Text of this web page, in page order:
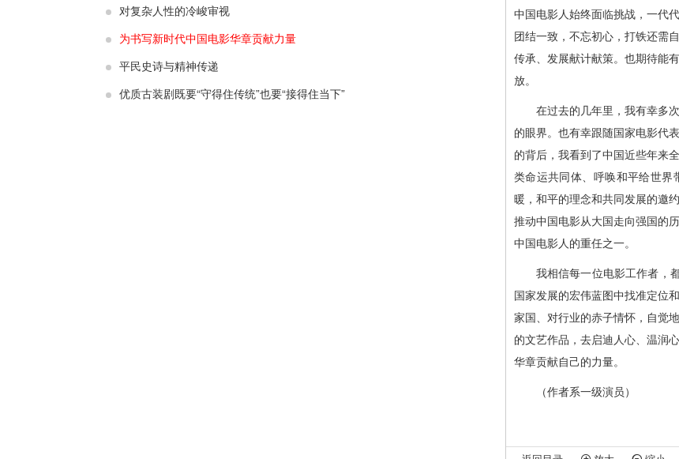
中国电影人始终面临挑战，一代
团结一致，不忘初心，打铁还需
传承、发展献计献策。也期待能
放。
在过去的几年里，我有幸多
的眼界。也有幸跟随国家电影代
的背后，我看到了中国近些年来
类命运共同体、呼唤和平给世
暖，和平的理念和共同发展的邀
推动中国电影从大国走向强国的
中国电影人的重任之一。
我相信每一位电影工作者，
国家发展的宏伟蓝图中找准定位
家国、对行业的赤子情怀，自觉
的文艺作品，去启迪人心、温润
华章贡献自己的力量。
（作者系一级演员）
对复杂人性的冷峻审视
为书写新时代中国电影华章贡献力量
平民史诗与精神传递
优质古装剧既要“守得住传统”也要“接得住当下”